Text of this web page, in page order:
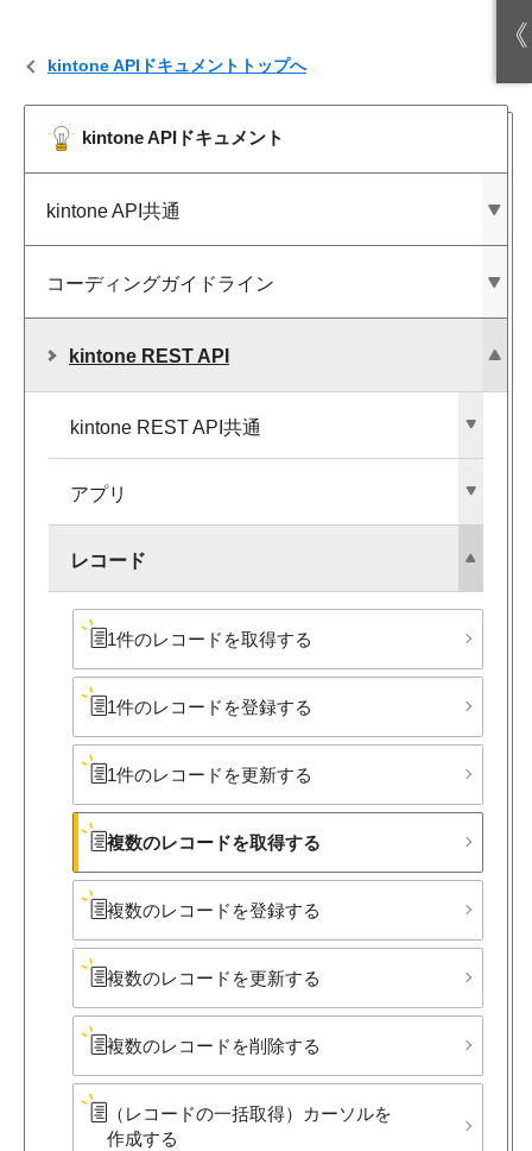
kintone APIドキュメントトップへ
kintone APIドキュメント
kintone API共通
コーディングガイドライン
kintone REST API
kintone REST API共通
アプリ
レコード
1件の​レコードを​取得する
1件の​レコードを​登録する
1件の​レコードを​更新する
複数の​レコードを​取得する
複数の​レコードを​登録する
複数の​レコードを​更新する
複数の​レコードを​削除する
（レコードの​一括取得）​カーソルを​
作成する
《